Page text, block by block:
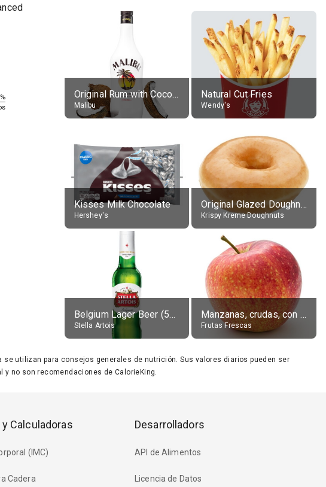
Original Rum with Coconut Flavour (21% alc.)
Malibu
Natural Cut Fries
Wendy's
Kisses Milk Chocolate
Hershey's
Original Glazed Doughnut
Krispy Kreme Doughnuts
Belgium Lager Beer (5% alc.)
Stella Artois
Manzanas, crudas, con piel
Frutas Frescas
utilizan para consejos generales de nutrición. Sus valores diarios pueden ser
no son recomendaciones de CalorieKing.
Calculadoras
(IMC)
Cadera
Desarrolladors
API de Alimentos
Licencia de Datos